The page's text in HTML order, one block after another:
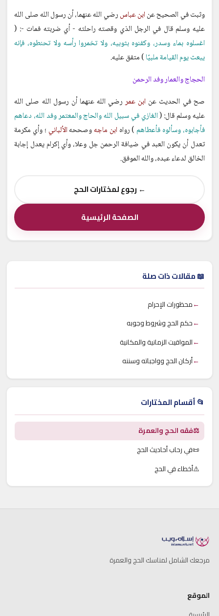
وثبت في الصحيح عنابن عباسرضي الله عنهما، أن رسول الله صلى الله
عليه وسلم قال في الرجل الذي وقصته راحلته - أي ضربته فمات -: (
اغسلوه بماء وسدر، وكفنوه بثوبيه، ولا تخمروا رأسه ولا تحنطوه، فإنه
يبعث يوم القيامة ملبيًا) متفق عليه.
الحجاج والعمار وفد الرحمن
صح في الحديث عن ابن عمررضي الله عنهما أن رسول الله صلى الله
عليه وسلم قال: (الغازي في سبيل الله والحاج والمعتمر وفد الله، دعاهم
فأجابوه، وسألوه فأعطاهم ) رواهابن ماجهوصححهالألباني ؛ وأي مكرمة
تعدل أن يكون العبد في ضيافة الرحمن جل وعلا، وأي إكرام يعدل إجابة
الخالق لدعاء عبده، والله الموفق.
← رجوع لمختارات الحج
الصفحة الرئيسية
📖 مقالات ذات صلة
←محظورات الإحرام
←حكم الحج وشروط وجوبه
←المواقيت الزمانية والمكانية
←أركان الحج وواجباته وسننه
📂 أقسام المختارات
⚖️فقه الحج والعمرة
📜في رحاب أحاديث الحج
⚠️أخطاء في الحج
مرجعك الشامل لمناسك الحج والعمرة
الموقع